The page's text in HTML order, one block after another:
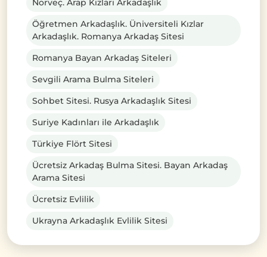
Norveç. Arap Kızları Arkadaşlık
Öğretmen Arkadaşlık. Üniversiteli Kızlar
Arkadaşlık. Romanya Arkadaş Sitesi
Romanya Bayan Arkadaş Siteleri
Sevgili Arama Bulma Siteleri
Sohbet Sitesi. Rusya Arkadaşlık Sitesi
Suriye Kadınları ile Arkadaşlık
Türkiye Flört Sitesi
Ücretsiz Arkadaş Bulma Sitesi. Bayan Arkadaş
Arama Sitesi
Ücretsiz Evlilik
Ukrayna Arkadaşlık Evlilik Sitesi